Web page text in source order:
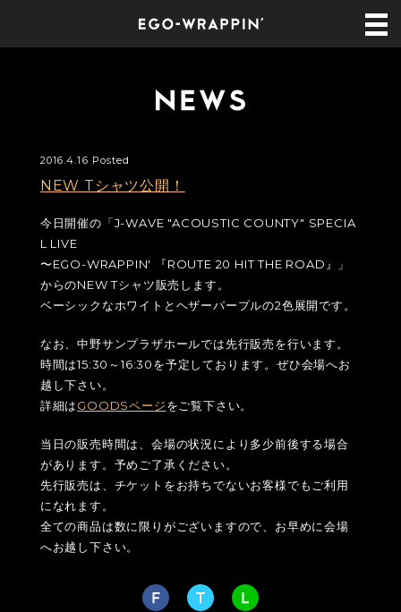
2016.4.16 Posted
NEW Tシャツ公開！
今日開催の「J-WAVE "ACOUSTIC COUNTY" SPECIA
L LIVE
〜EGO-WRAPPIN' 『ROUTE 20 HIT THE ROAD』」
からのNEW Tシャツ販売します。
ベーシックなホワイトとヘザーパープルの2色展開です。
なお、中野サンプラザホールでは先行販売を行います。
時間は15:30～16:30を予定しております。ぜひ会場へお
越し下さい。
詳細はGOODSページをご覧下さい。
当日の販売時間は、会場の状況により多少前後する場合
があります。予めご了承ください。
先行販売は、チケットをお持ちでないお客様でもご利用
になれます。
全ての商品は数に限りがございますので、お早めに会場
へお越し下さい。